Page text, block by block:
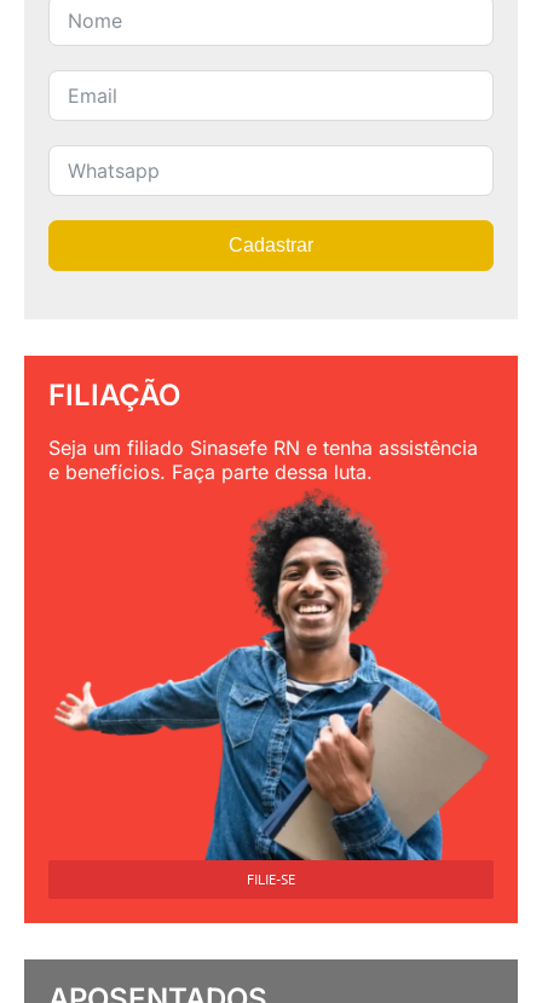
Cadastrar
FILIAÇÃO
Seja um filiado Sinasefe RN e tenha assistência
e benefícios. Faça parte dessa luta.
FILIE-SE